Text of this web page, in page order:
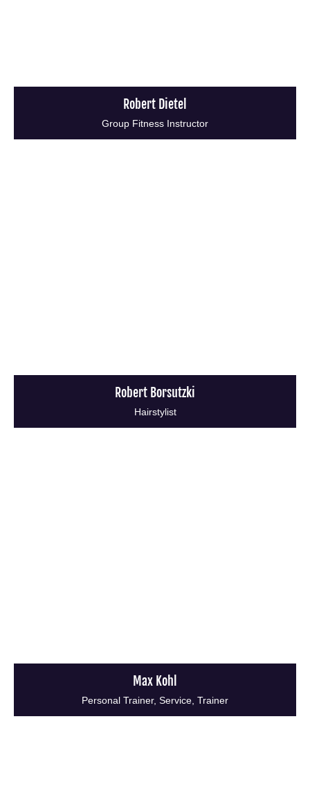
Robert Dietel
Group Fitness Instructor
Robert Borsutzki
Hairstylist
Max Kohl
Personal Trainer, Service, Trainer